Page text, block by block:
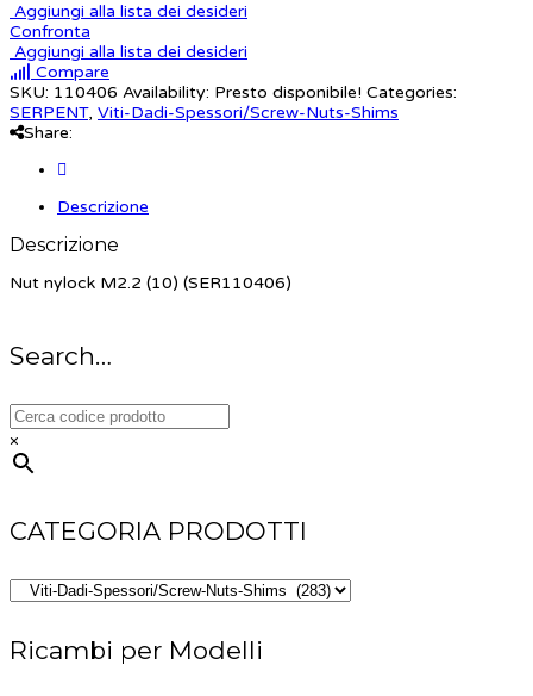
Aggiungi alla lista dei desideri
Confronta
Aggiungi alla lista dei desideri
Compare
SKU: 110406 Availability: Presto disponibile! Categories:
SERPENT, Viti-Dadi-Spessori/Screw-Nuts-Shims
Share:
Descrizione
Descrizione
Nut nylock M2.2 (10) (SER110406)
Search…
×
CATEGORIA PRODOTTI
Ricambi per Modelli